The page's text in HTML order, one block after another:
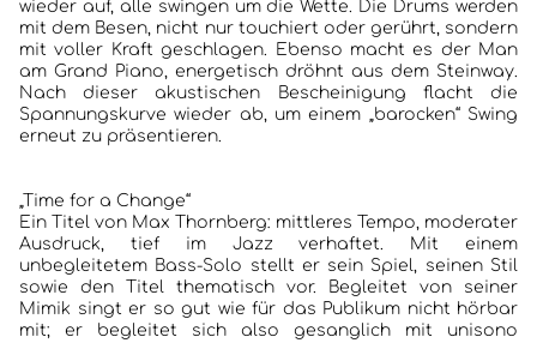
HOME
INTERVIEWS
ALBEN
JAZZCLUBS BERLIN
wieder auf, alle swingen um die Wette. Die Drums werden
mit dem Besen, nicht nur touchiert oder gerührt, sondern
mit voller Kraft geschlagen. Ebenso macht es der Man
am Grand Piano, energetisch dröhnt aus dem Steinway.
Nach dieser akustischen Bescheinigung flacht die
Spannungskurve wieder ab, um einem „barocken“ Swing
erneut zu präsentieren.
„Time for a Change“
Ein Titel von Max Thornberg: mittleres Tempo, moderater
Ausdruck, tief im Jazz verhaftet. Mit einem
unbegleitetem Bass-Solo stellt er sein Spiel, seinen Stil
sowie den Titel thematisch vor. Begleitet von seiner
Mimik singt er so gut wie für das Publikum nicht hörbar
mit; er begleitet sich also gesanglich mit unisono